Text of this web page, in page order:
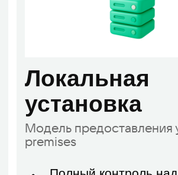
Легкая установка и доступ к
аккаунту с использованием
одноразового пароля
Защищённый вход
Включение в реестр программного
обеспечения российского